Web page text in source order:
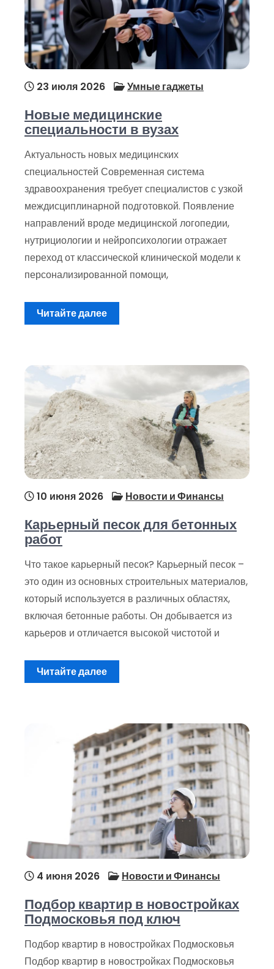
23 июля 2026 Умные гаджеты
Новые медицинские
специальности в вузах
Актуальность новых медицинских
специальностей Современная система
здравоохранения требует специалистов с узкой
междисциплинарной подготовкой. Появление
направлений вроде медицинской логопедии,
нутрициологии и нейропсихологии отражает
переход от классической клинической модели к
персонализированной помощи,
Читайте далее
10 июня 2026 Новости и Финансы
Карьерный песок для бетонных
работ
Что такое карьерный песок? Карьерный песок –
это один из основных строительных материалов,
который используется в различных областях,
включая бетонные работы. Он добывается из
карьеров и отличается высокой чистотой и
Читайте далее
4 июня 2026 Новости и Финансы
Подбор квартир в новостройках
Подмосковья под ключ
Подбор квартир в новостройках Подмосковья
Подбор квартир в новостройках Подмосковья